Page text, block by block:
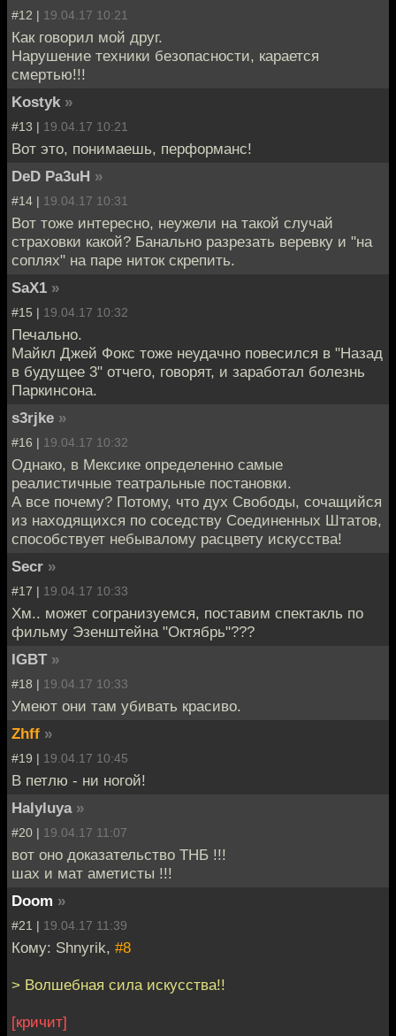
#12 | 19.04.17 10:21
Как говорил мой друг.
Нарушение техники безопасности, карается
смертью!!!
Kostyk »
#13 | 19.04.17 10:21
Вот это, понимаешь, перформанс!
DeD Pa3uH »
#14 | 19.04.17 10:31
Вот тоже интересно, неужели на такой случай
страховки какой? Банально разрезать веревку и "на
соплях" на паре ниток скрепить.
SaX1 »
#15 | 19.04.17 10:32
Печально.
Майкл Джей Фокс тоже неудачно повесился в "Назад
в будущее 3" отчего, говорят, и заработал болезнь
Паркинсона.
s3rjke »
#16 | 19.04.17 10:32
Однако, в Мексике определенно самые
реалистичные театральные постановки.
А все почему? Потому, что дух Свободы, сочащийся
из находящихся по соседству Соединенных Штатов,
способствует небывалому расцвету искусства!
Secr »
#17 | 19.04.17 10:33
Хм.. может согранизуемся, поставим спектакль по
фильму Эзенштейна "Октябрь"???
IGBT »
#18 | 19.04.17 10:33
Умеют они там убивать красиво.
Zhff »
#19 | 19.04.17 10:45
В петлю - ни ногой!
Halyluya »
#20 | 19.04.17 11:07
вот оно доказательство ТНБ !!!
шах и мат аметисты !!!
Doom »
#21 | 19.04.17 11:39
Кому: Shnyrik, #8
> Волшебная сила искусства!!
[кричит]